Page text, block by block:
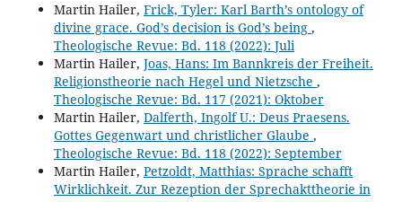
Martin Hailer, Frick, Tyler: Karl Barth’s ontology of
divine grace. God’s decision is God’s being ,
Theologische Revue: Bd. 118 (2022): Juli
Martin Hailer, Joas, Hans: Im Bannkreis der Freiheit.
Religionstheorie nach Hegel und Nietzsche ,
Theologische Revue: Bd. 117 (2021): Oktober
Martin Hailer, Dalferth, Ingolf U.: Deus Praesens.
Gottes Gegenwart und christlicher Glaube ,
Theologische Revue: Bd. 118 (2022): September
Martin Hailer, Petzoldt, Matthias: Sprache schafft
Wirklichkeit. Zur Rezeption der Sprechakttheorie in